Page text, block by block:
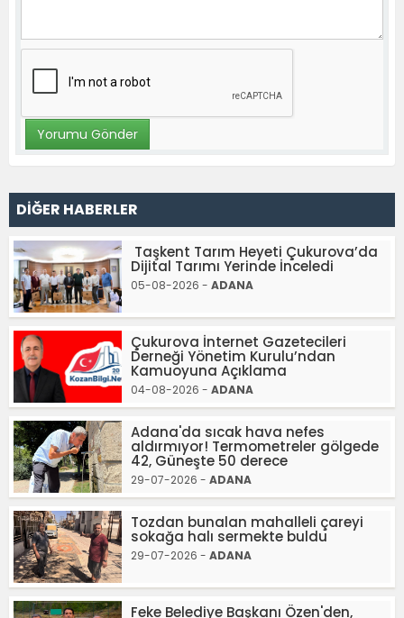
DİĞER HABERLER
Taşkent Tarım Heyeti Çukurova’da
Dijital Tarımı Yerinde İnceledi
05-08-2026 - ADANA
Çukurova İnternet Gazetecileri
Derneği Yönetim Kurulu’ndan
Kamuoyuna Açıklama
04-08-2026 - ADANA
Adana'da sıcak hava nefes
aldırmıyor! Termometreler gölgede
42, Güneşte 50 derece
29-07-2026 - ADANA
Tozdan bunalan mahalleli çareyi
sokağa halı sermekte buldu
29-07-2026 - ADANA
Feke Belediye Başkanı Özen'den,